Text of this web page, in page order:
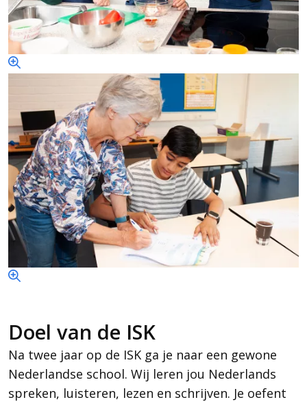
Doel van de ISK
Na twee jaar op de ISK ga je naar een gewone
Nederlandse school. Wij leren jou Nederlands
spreken, luisteren, lezen en schrijven. Je oefent